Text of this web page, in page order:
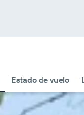
Estado de vuelo